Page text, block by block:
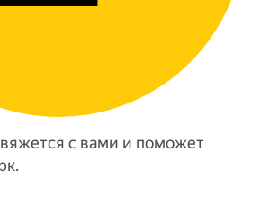
с вами и поможет